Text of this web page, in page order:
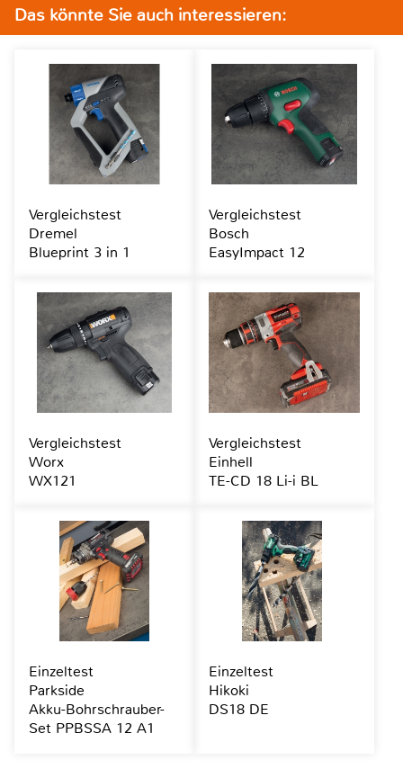
Das könnte Sie auch interessieren:
Vergleichstest
Dremel
Blueprint 3 in 1
Vergleichstest
Bosch
EasyImpact 12
Vergleichstest
Worx
WX121
Vergleichstest
Einhell
TE-CD 18 Li-i BL
Einzeltest
Parkside
Akku-Bohrschrauber-
Set PPBSSA 12 A1
Einzeltest
Hikoki
DS18 DE